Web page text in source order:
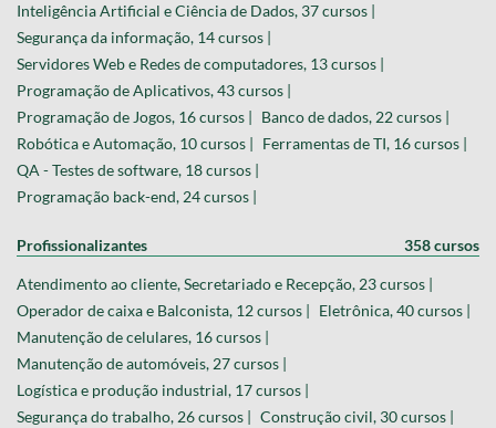
Inteligência Artificial e Ciência de Dados, 37 cursos |
Segurança da informação, 14 cursos |
Servidores Web e Redes de computadores, 13 cursos |
Programação de Aplicativos, 43 cursos |
Programação de Jogos, 16 cursos | Banco de dados, 22 cursos |
Robótica e Automação, 10 cursos | Ferramentas de TI, 16 cursos |
QA - Testes de software, 18 cursos |
Programação back-end, 24 cursos |
Profissionalizantes 358 cursos
Atendimento ao cliente, Secretariado e Recepção, 23 cursos |
Operador de caixa e Balconista, 12 cursos | Eletrônica, 40 cursos |
Manutenção de celulares, 16 cursos |
Manutenção de automóveis, 27 cursos |
Logística e produção industrial, 17 cursos |
Segurança do trabalho, 26 cursos | Construção civil, 30 cursos |